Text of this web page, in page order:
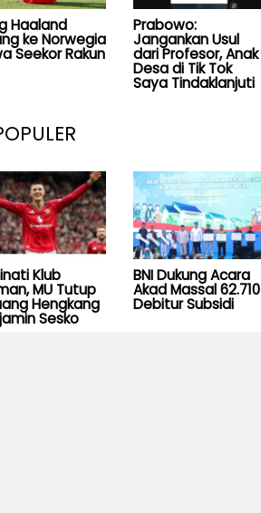
Haaland
ke Norwegia
Seekor Rakun
Prabowo:
Jangankan Usul
dari Profesor, Anak
Desa di Tik Tok
Saya Tindaklanjuti
Klub
MU Tutup
Hengkang
Sesko
BNI Dukung Acara
Akad Massal 62.710
Debitur Subsidi